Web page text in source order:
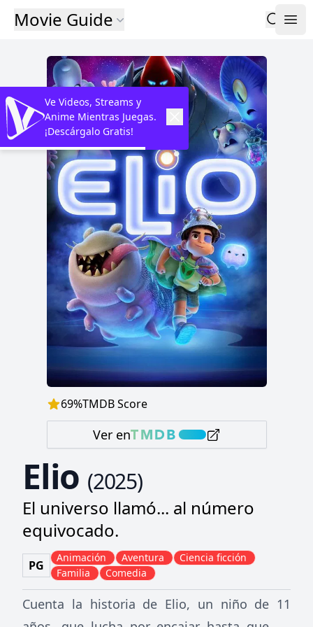
Movie Guide
69%TMDB Score
Ver en
Elio (2025)
El universo llamó... al número
equivocado.
PG
Animación Aventura
Ciencia ficción
Familia
Comedia
Cuenta la historia de Elio, un niño de 11
Ve Videos, Streams y
Anime Mientras Juegas.
¡Descárgalo Gratis!